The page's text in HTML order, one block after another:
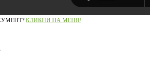
КЛИКНИ НА МЕНЯ!